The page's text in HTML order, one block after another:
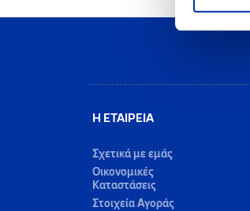
Η ΕΤΑΙΡΕΙΑ
Σχετικά με εμάς
Οικονομικές
Καταστάσεις
Στοιχεία Αγοράς